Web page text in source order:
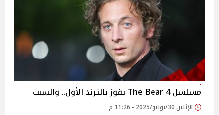
مسلسل 4 The Bear يفوز بالترند الأول.. والسبب
الإثنين 30/يونيو/2025 - 11:26 م